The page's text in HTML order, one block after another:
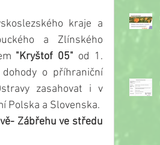
a Zlínského
"Kryštof 05" od 1.
o příhraniční
zasahovat i v
Polska a Slovenska.